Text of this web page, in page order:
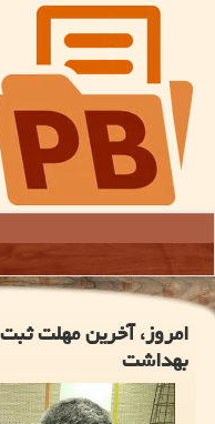
امروز، آخرین مهلت
بهداشت